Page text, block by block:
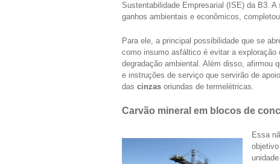
Sustentabilidade Empresarial (ISE) da B3.
ganhos ambientais e econômicos,
Para ele, a principal possibilidade que se
como insumo asfáltico é evitar a
degradação ambiental. Além disso, afirmou
e instruções de serviço que servirão de
das cinzas oriundas de termelétricas.
Carvão mineral em blocos de
Essa